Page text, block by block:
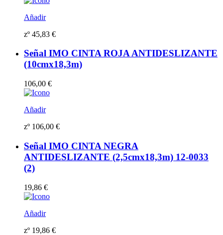
Añadir
zº 45,83 €
Señal IMO CINTA ROJA ANTIDESLIZANTE
(10cmx18,3m)
106,00 €
Añadir
zº 106,00 €
Señal IMO CINTA NEGRA
ANTIDESLIZANTE (2,5cmx18,3m) 12-0033
(2)
19,86 €
Añadir
zº 19,86 €